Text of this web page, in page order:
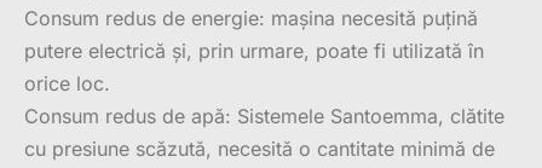
Consum redus de energie: mașina necesită puțină
putere electrică și, prin urmare, poate fi utilizată în
orice loc.
Consum redus de apă: Sistemele Santoemma, clătite
cu presiune scăzută, necesită o cantitate minimă de